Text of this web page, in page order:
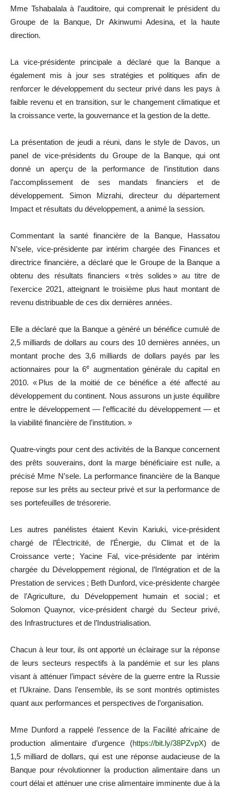
Mme Tshabalala à l’auditoire, qui comprenait le président du
Groupe de la Banque, Dr Akinwumi Adesina, et la haute
direction.
La vice-présidente principale a déclaré que la Banque a
également mis à jour ses stratégies et politiques afin de
renforcer le développement du secteur privé dans les pays à
faible revenu et en transition, sur le changement climatique et
la croissance verte, la gouvernance et la gestion de la dette.
La présentation de jeudi a réuni, dans le style de Davos, un
panel de vice-présidents du Groupe de la Banque, qui ont
donné un aperçu de la performance de l’institution dans
l’accomplissement de ses mandats financiers et de
développement. Simon Mizrahi, directeur du département
Impact et résultats du développement, a animé la session.
Commentant la santé financière de la Banque, Hassatou
N’sele, vice-présidente par intérim chargée des Finances et
directrice financière, a déclaré que le Groupe de la Banque a
obtenu des résultats financiers « très solides » au titre de
l’exercice 2021, atteignant le troisième plus haut montant de
revenu distribuable de ces dix dernières années.
Elle a déclaré que la Banque a généré un bénéfice cumulé de
2,5 milliards de dollars au cours des 10 dernières années, un
montant proche des 3,6 milliards de dollars payés par les
actionnaires pour la 6e
augmentation générale du capital en
2010. « Plus de la moitié de ce bénéfice a été affecté au
développement du continent. Nous assurons un juste équilibre
entre le développement — l’efficacité du développement — et
la viabilité financière de l’institution. »
Quatre-vingts pour cent des activités de la Banque concernent
des prêts souverains, dont la marge bénéficiaire est nulle, a
précisé Mme N’sele. La performance financière de la Banque
repose sur les prêts au secteur privé et sur la performance de
ses portefeuilles de trésorerie.
Les autres panélistes étaient Kevin Kariuki, vice-président
chargé de l’Électricité, de l’Énergie, du Climat et de la
Croissance verte ; Yacine Fal, vice-présidente par intérim
chargée du Développement régional, de l’Intégration et de la
Prestation de services ; Beth Dunford, vice-présidente chargée
de l’Agriculture, du Développement humain et social ; et
Solomon Quaynor, vice-président chargé du Secteur privé,
des Infrastructures et de l’Industrialisation.
Chacun à leur tour, ils ont apporté un éclairage sur la réponse
de leurs secteurs respectifs à la pandémie et sur les plans
visant à atténuer l’impact sévère de la guerre entre la Russie
et l’Ukraine. Dans l’ensemble, ils se sont montrés optimistes
quant aux performances et perspectives de l’organisation.
Mme Dunford a rappelé l’essence de la Facilité africaine de
production alimentaire d’urgence (https://bit.ly/38PZvpX) de
1,5 milliard de dollars, qui est une réponse audacieuse de la
Banque pour révolutionner la production alimentaire dans un
court délai et atténuer une crise alimentaire imminente due à la